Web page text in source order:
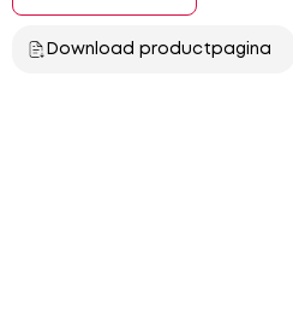
Download productpagina